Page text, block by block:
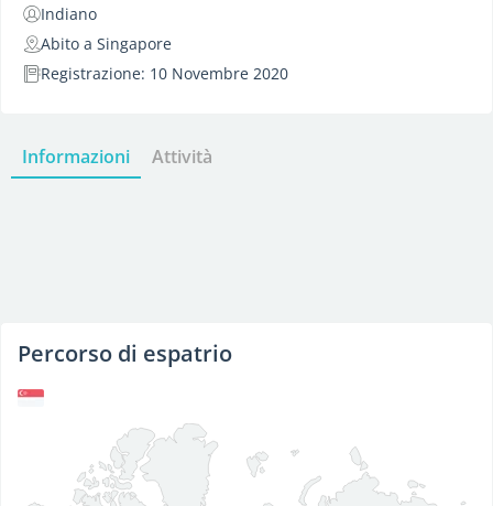
Indiano
Abito a Singapore
Registrazione: 10 Novembre 2020
Informazioni Attività
Percorso di espatrio